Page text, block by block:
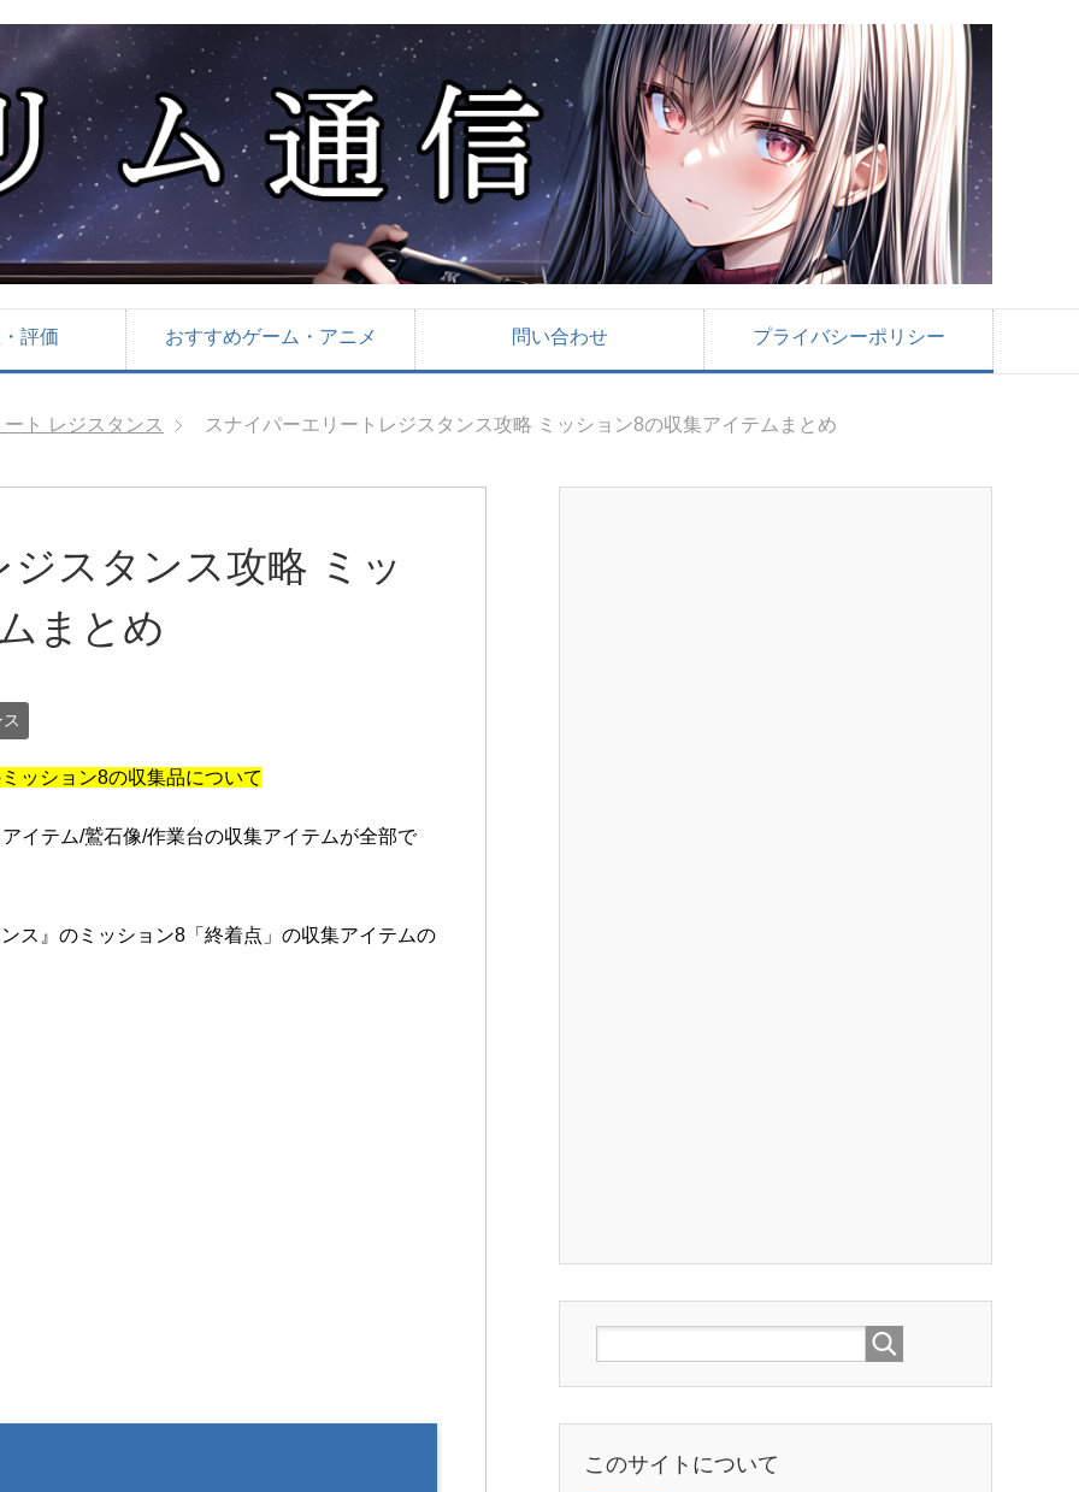
評価 おすすめゲーム・アニメ 問い合わせ プライバシーポリシー
ト レジスタンス スナイパーエリートレジスタンス攻略 ミッション8の収集アイテムまとめ
スタンス攻略 ミッ
まとめ
ッション8の収集品について
イテム/鷲石像/作業台の収集アイテムが全部で
ス』のミッション8「終着点」の収集アイテムの
このサイトについて